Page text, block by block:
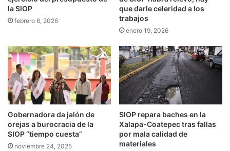
la SIOP
febrero 6, 2026
que darle celeridad a los
trabajos
enero 19, 2026
Gobernadora da jalón de
orejas a burocracia de la
SIOP “tiempo cuesta”
noviembre 24, 2025
SIOP repara baches en la
Xalapa-Coatepec tras fallas
por mala calidad de
materiales